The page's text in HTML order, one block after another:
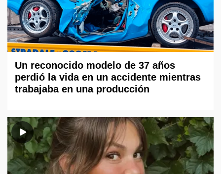
Un reconocido modelo de 37 años
perdió la vida en un accidente mientras
trabajaba en una producción